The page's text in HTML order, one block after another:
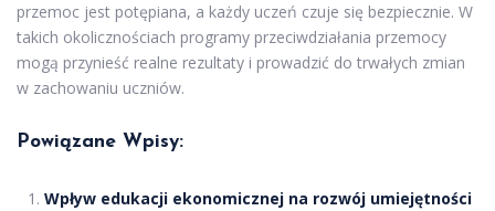
przemoc jest potępiana, a każdy uczeń czuje się bezpiecznie. W
takich okolicznościach programy przeciwdziałania przemocy
mogą przynieść realne rezultaty i prowadzić do trwałych zmian
w zachowaniu uczniów.
Powiązane Wpisy:
Wpływ edukacji ekonomicznej na rozwój umiejętności